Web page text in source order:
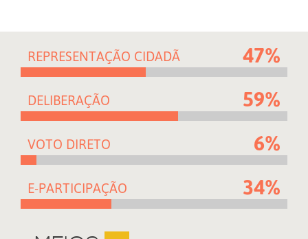
REPRESENTAÇÃO CIDADÃ 47%
DELIBERAÇÃO 59%
VOTO DIRETO 6%
E-PARTICIPAÇÃO 34%